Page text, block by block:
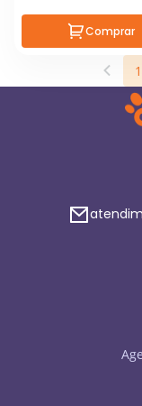
Comprar
1